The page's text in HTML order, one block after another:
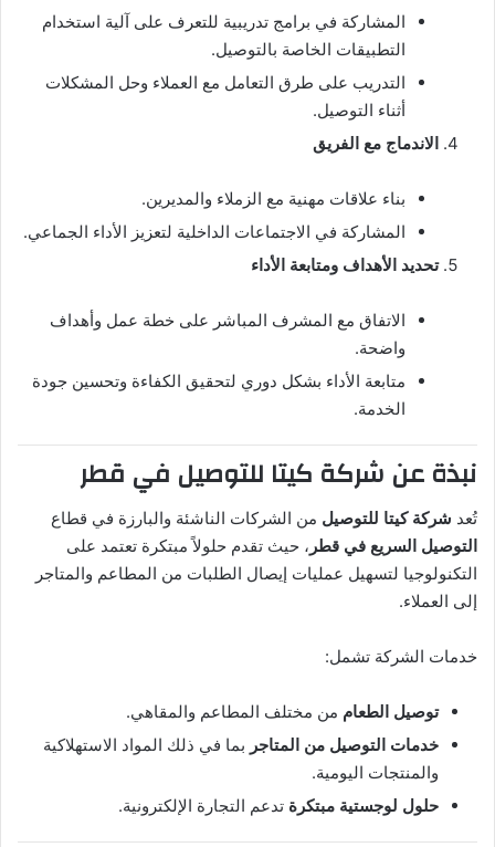
المشاركة في برامج تدريبية للتعرف على آلية استخدام
التطبيقات الخاصة بالتوصيل.
التدريب على طرق التعامل مع العملاء وحل المشكلات
أثناء التوصيل.
الاندماج مع الفريق
بناء علاقات مهنية مع الزملاء والمديرين.
المشاركة في الاجتماعات الداخلية لتعزيز الأداء الجماعي.
تحديد الأهداف ومتابعة الأداء
الاتفاق مع المشرف المباشر على خطة عمل وأهداف
واضحة.
متابعة الأداء بشكل دوري لتحقيق الكفاءة وتحسين جودة
الخدمة.
نبذة عن شركة كيتا للتوصيل في قطر
تُعد شركة كيتا للتوصيل من الشركات الناشئة والبارزة في قطاع
التوصيل السريع في قطر ، حيث تقدم حلولاً مبتكرة تعتمد على
التكنولوجيا لتسهيل عمليات إيصال الطلبات من المطاعم والمتاجر
إلى العملاء.
خدمات الشركة تشمل:
توصيل الطعام من مختلف المطاعم والمقاهي.
خدمات التوصيل من المتاجر بما في ذلك المواد الاستهلاكية
والمنتجات اليومية.
حلول لوجستية مبتكرة تدعم التجارة الإلكترونية.